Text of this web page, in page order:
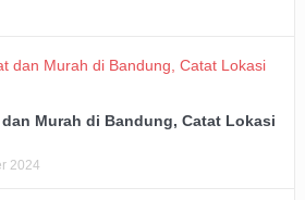
dan Murah di Bandung, Catat Lokasi
2024